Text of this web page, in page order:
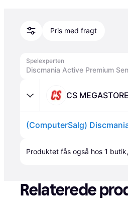
Pris med fragt
Spelexperten
Discmania Active Premium
CS MEGASTORE
Produktet fås også hos 1 butik
Relaterede